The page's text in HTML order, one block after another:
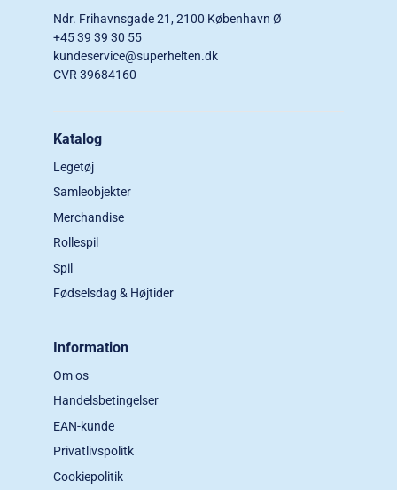
Ndr. Frihavnsgade 21, 2100 København Ø
+45 39 39 30 55
kundeservice@superhelten.dk
CVR 39684160
Katalog
Legetøj
Samleobjekter
Merchandise
Rollespil
Spil
Fødselsdag & Højtider
Information
Om os
Handelsbetingelser
EAN-kunde
Privatlivspolitk
Cookiepolitik